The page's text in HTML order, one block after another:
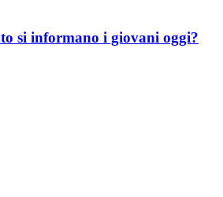
si informano i giovani oggi?